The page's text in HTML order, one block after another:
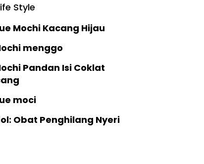
Style
Mochi Kacang Hijau
menggo
Pandan Isi Coklat
moci
Obat Penghilang Nyeri